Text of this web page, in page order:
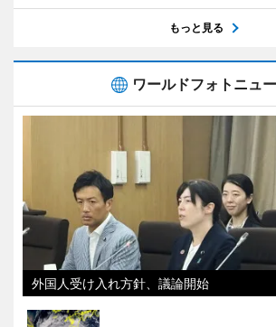
もっと見る
ワールドフォトニュ
外国人受け入れ方針、議論開始